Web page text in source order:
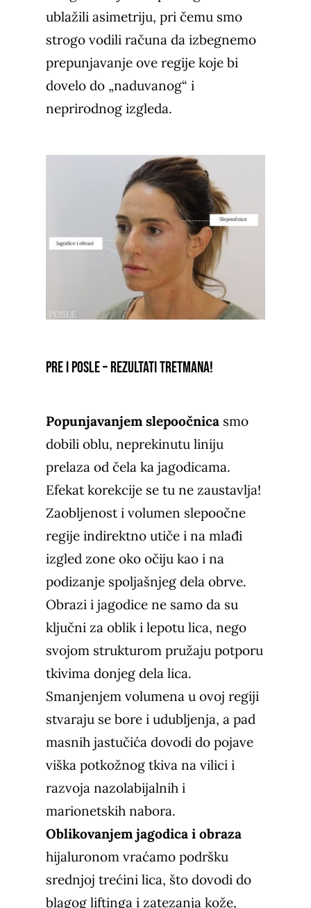
ublažili asimetriju, pri čemu smo
strogo vodili računa da izbegnemo
prepunjavanje ove regije koje bi
dovelo do „naduvanog“ i
neprirodnog izgleda.
Pre i posle – rezultati tretmana!
Popunjavanjem slepoočnicasmo
dobili oblu, neprekinutu liniju
prelaza od čela ka jagodicama.
Efekat korekcije se tu ne zaustavlja!
Zaobljenost i volumen slepoočne
regije indirektno utiče i na mlađi
izgled zone oko očiju kao i na
podizanje spoljašnjeg dela obrve.
Obrazi i jagodice ne samo da su
ključni za oblik i lepotu lica, nego
svojom strukturom pružaju potporu
tkivima donjeg dela lica.
Smanjenjem volumena u ovoj regiji
stvaraju se bore i udubljenja, a pad
masnih jastučića dovodi do pojave
viška potkožnog tkiva na vilici i
razvoja nazolabijalnih i
marionetskih nabora.
Oblikovanjem jagodica i obraza
hijaluronom vraćamo podršku
srednjoj trećini lica, što dovodi do
blagog liftinga i zatezanja kože,